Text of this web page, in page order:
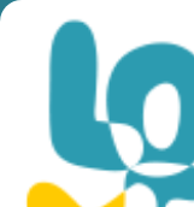
You are here: Home